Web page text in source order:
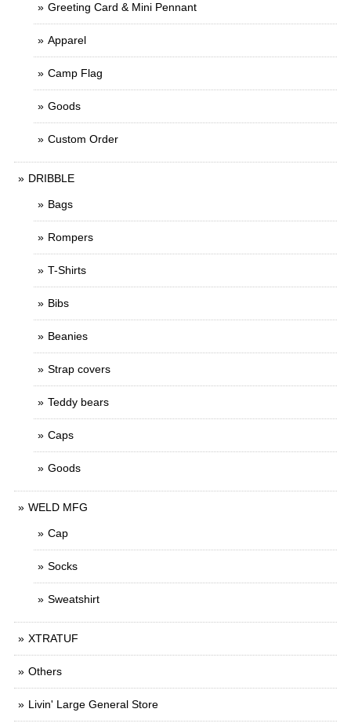
Greeting Card & Mini Pennant
Apparel
Camp Flag
Goods
Custom Order
DRIBBLE
Bags
Rompers
T-Shirts
Bibs
Beanies
Strap covers
Teddy bears
Caps
Goods
WELD MFG
Cap
Socks
Sweatshirt
XTRATUF
Others
Livin' Large General Store